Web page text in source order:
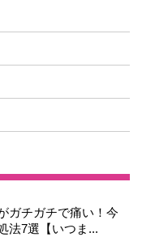
ガチガチで痛い！今
法7選【いつま...